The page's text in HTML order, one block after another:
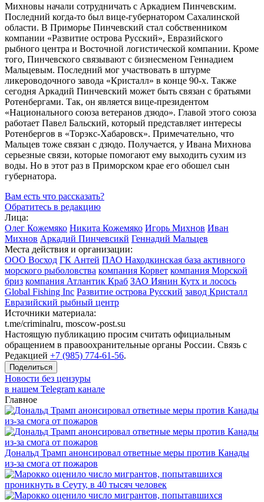
Михновы начали сотрудничать с Аркадием Пинчевским.
Последний когда-то был вице-губернатором Сахалинской
области. В Приморье Пинчевский стал собственником
компании «Развитие острова Русский», Евразийского
рыбного центра и Восточной логистической компании. Кроме
того, Пинчевского связывают с бизнесменом Геннадием
Мальцевым. Последний мог участвовать в штурме
ликероводочного завода «Кристалл» в конце 90-х. Также
сегодня Аркадий Пинчевский может быть связан с братьями
Ротенбергами. Так, он является вице-президентом
«Национального союза ветеранов дзюдо». Главой этого союза
работает Павел Бальский, который представляет интересы
Ротенбергов в «Торэкс-Хабаровск». Примечательно, что
Мальцев тоже связан с дзюдо. Получается, у Ивана Михнова
серьезные связи, которые помогают ему выходить сухим из
воды. Но в этот раз в Приморском крае его обошел сын
губернатора.
Вам есть что рассказать?
Обратитесь в редакцию
Лица:
Олег Кожемяко Никита Кожемяко Игорь Михнов Иван
Михнов Аркадий Пинчевсикй Геннадий Мальцев
Места действия и организации:
ООО Восход ГК Антей ПАО Находкинская база активного
морского рыболовства компания Корвет компания Морской
бриз компания Атлантик Краб ЗАО Иянин Кутх и лосось
Global Fishing Inc Развитие острова Русский завод Кристалл
Евразийский рыбный центр
Источники материала:
t.me/criminalru, moscow-post.su
Настоящую публикацию просим считать официальным
обращением в правоохранительные органы России. Связь с
Редакцией +7 (985) 774-61-56.
Поделиться
Новости без цензуры
в нашем Telegram канале
Главное
Дональд Трамп анонсировал ответные меры против Канады
из-за смога от пожаров